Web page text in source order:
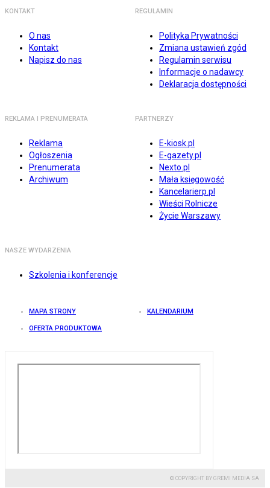
KONTAKT
O nas
Kontakt
Napisz do nas
REGULAMIN
Polityka Prywatności
Zmiana ustawień zgód
Regulamin serwisu
Informacje o nadawcy
Deklaracja dostępności
REKLAMA I PRENUMERATA
Reklama
Ogłoszenia
Prenumerata
Archiwum
PARTNERZY
E-kiosk.pl
E-gazety.pl
Nexto.pl
Mała księgowość
Kancelarierp.pl
Wieści Rolnicze
Życie Warszawy
NASZE WYDARZENIA
Szkolenia i konferencje
MAPA STRONY KALENDARIUM
OFERTA PRODUKTOWA
© COPYRIGHT BY GREMI MEDIA SA